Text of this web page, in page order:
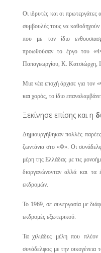
Οι ιδρυτές και οι
συμβουλές τους να καθοδηγούν
που με τον ίδιο
προωθούσαν το έργο του
Παπαγεωργίου, Κ. Κατσιώρχη,
Μια νέα εποχή άρχισε για
και χορός, το ίδιο
Ξεκίνησε επίσης και η
Δημιουργήθηκαν πολλές
ζωντάνια στο «Φ». Οι
μέρη της Ελλάδας με τις
διοργανώνονταν αλλά και
εκδρομών.
Το 1969, σε συνεργασία με
εκδρομές εξωτερικού.
Τα χιλιάδες μέλη που
συνάδελφος με την οικογένεια